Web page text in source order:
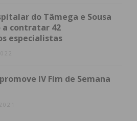
do Tâmega e Sousa
contratar 42
especialistas
promove IV Fim de Semana